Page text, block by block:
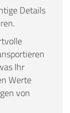
Details
Ihr
Werte
von